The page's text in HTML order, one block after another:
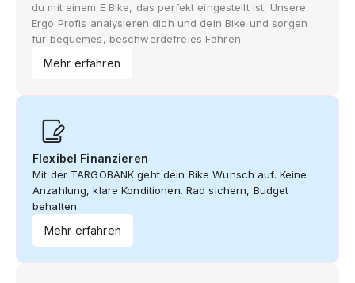
du mit einem E Bike, das perfekt eingestellt ist. Unsere
Ergo Profis analysieren dich und dein Bike und sorgen
für bequemes, beschwerdefreies Fahren.
Mehr erfahren
Flexibel Finanzieren
Mit der TARGOBANK geht dein Bike Wunsch auf. Keine
Anzahlung, klare Konditionen. Rad sichern, Budget
behalten.
Mehr erfahren